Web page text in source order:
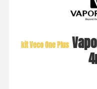
kit Veco One Plus